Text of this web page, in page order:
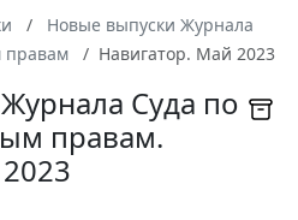
Новые выпуски Журнала
правам
Навигатор. Май 2023
Суда по
правам.